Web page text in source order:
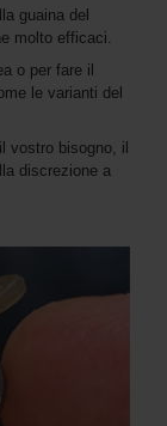
guaina del
molto efficaci.
o per fare il
le varianti del
vostro bisogno, il
discrezione a